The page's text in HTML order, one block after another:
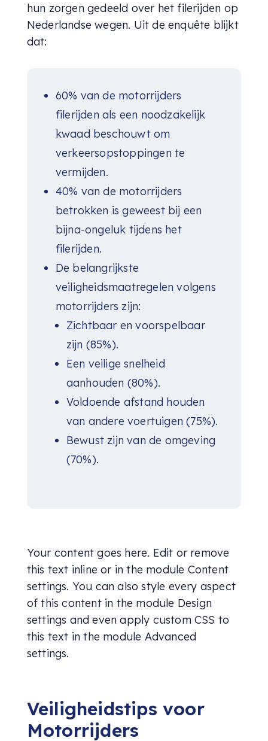
hun zorgen gedeeld over het filerijden op
Nederlandse wegen. Uit de enquête blijkt
dat:
60% van de motorrijders
filerijden als een noodzakelijk
kwaad beschouwt om
verkeersopstoppingen te
vermijden.
40% van de motorrijders
betrokken is geweest bij een
bijna-ongeluk tijdens het
filerijden.
De belangrijkste
veiligheidsmaatregelen volgens
motorrijders zijn:
Zichtbaar en voorspelbaar
zijn (85%).
Een veilige snelheid
aanhouden (80%).
Voldoende afstand houden
van andere voertuigen (75%).
Bewust zijn van de omgeving
(70%).
Your content goes here. Edit or remove
this text inline or in the module Content
settings. You can also style every aspect
of this content in the module Design
settings and even apply custom CSS to
this text in the module Advanced
settings.
Veiligheidstips voor
Motorrijders